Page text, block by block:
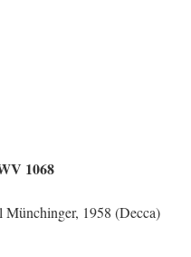
1068
Münchinger, 1958 (Decca)